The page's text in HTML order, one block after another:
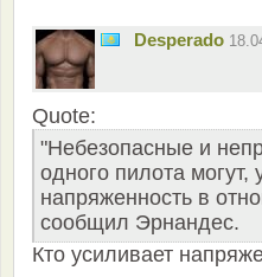
Desperado
Quote:
"Небезопасные и
одного пилота могут,
напряженность в
сообщил Эрнандес.
Кто усиливает